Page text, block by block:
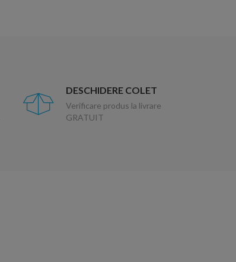
DESCHIDERE COLET
Verificare produs la livrare
GRATUIT